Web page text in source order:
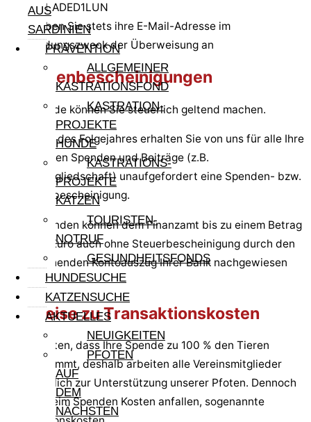
AUS
SARDINIEN
PRÄVENTION
ALLGEMEINER
KASTRATIONSFOND
KASTRATION-
PROJEKTE
HUNDE
KASTRATIONS-
PROJEKTE
KATZEN
TOURISTEN-
NOTRUF
GESUNDHEITSFONDS
HUNDESUCHE
KATZENSUCHE
AKTUELLES
NEUIGKEITEN
PFOTEN
AUF
DEM
NÄCHSTEN
BIC: WELADED1LUN
Bitte geben Sie stets ihre E-Mail-Adresse im
Verwendungszweck der Überweisung an
Spendenbescheinigungen
Ihre Spende können Sie steuerlich geltend machen.
Im Januar des Folgejahres erhalten Sie von uns für alle Ihre
diesjährigen Spenden und Beiträge (z.B.
Fördermitgliedschaft) unaufgefordert eine Spenden- bzw.
Mitgliedsbescheinigung.
Einzelspenden können dem Finanzamt bis zu einem Betrag
von 300 Euro auch ohne Steuerbescheinigung durch den
entsprechenden Kontoauszug Ihrer Bank nachgewiesen
werden.
Hinweise zu Transaktionskosten
Wir möchten, dass Ihre Spende zu 100 % den Tieren
zugute kommt, deshalb arbeiten alle Vereinsmitglieder
ehrenamtlich zur Unterstützung unserer Pfoten. Dennoch
können beim Spenden Kosten anfallen, sogenannte